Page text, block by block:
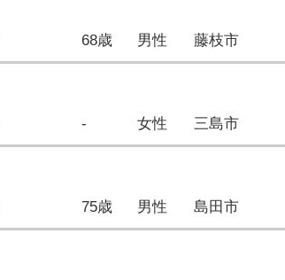
68歳 男性 藤枝市
- 女性 三島市
75歳 男性 島田市